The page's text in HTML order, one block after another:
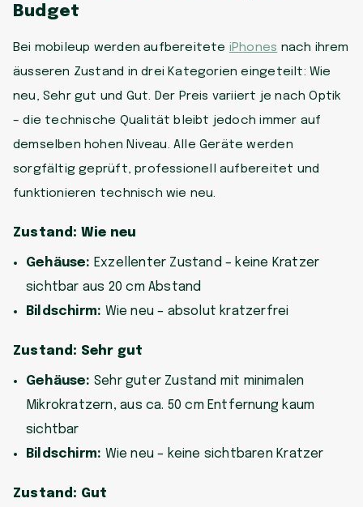
Budget
Bei mobileup werden aufbereitete iPhones nach ihrem
äusseren Zustand in drei Kategorien eingeteilt: Wie
neu, Sehr gut und Gut. Der Preis variiert je nach Optik
– die technische Qualität bleibt jedoch immer auf
demselben hohen Niveau. Alle Geräte werden
sorgfältig geprüft, professionell aufbereitet und
funktionieren technisch wie neu.
Zustand: Wie neu
Gehäuse: Exzellenter Zustand – keine Kratzer
sichtbar aus 20 cm Abstand
Bildschirm: Wie neu – absolut kratzerfrei
Zustand: Sehr gut
Gehäuse: Sehr guter Zustand mit minimalen
Mikrokratzern, aus ca. 50 cm Entfernung kaum
sichtbar
Bildschirm: Wie neu – keine sichtbaren Kratzer
Zustand: Gut